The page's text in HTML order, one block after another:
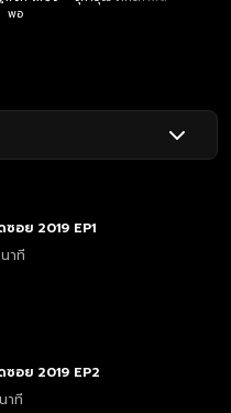
พอ
อย 2019 EP1
าที
อย 2019 EP2
าที